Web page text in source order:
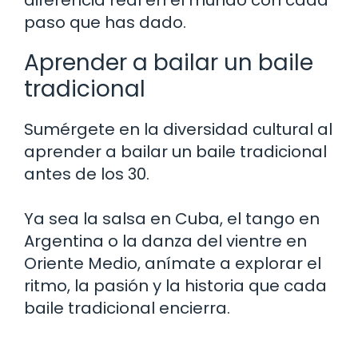
paso que has dado.
Aprender a bailar un baile
tradicional
Sumérgete en la diversidad cultural al
aprender a bailar un baile tradicional
antes de los 30.
Ya sea la salsa en Cuba, el tango en
Argentina o la danza del vientre en
Oriente Medio, anímate a explorar el
ritmo, la pasión y la historia que cada
baile tradicional encierra.